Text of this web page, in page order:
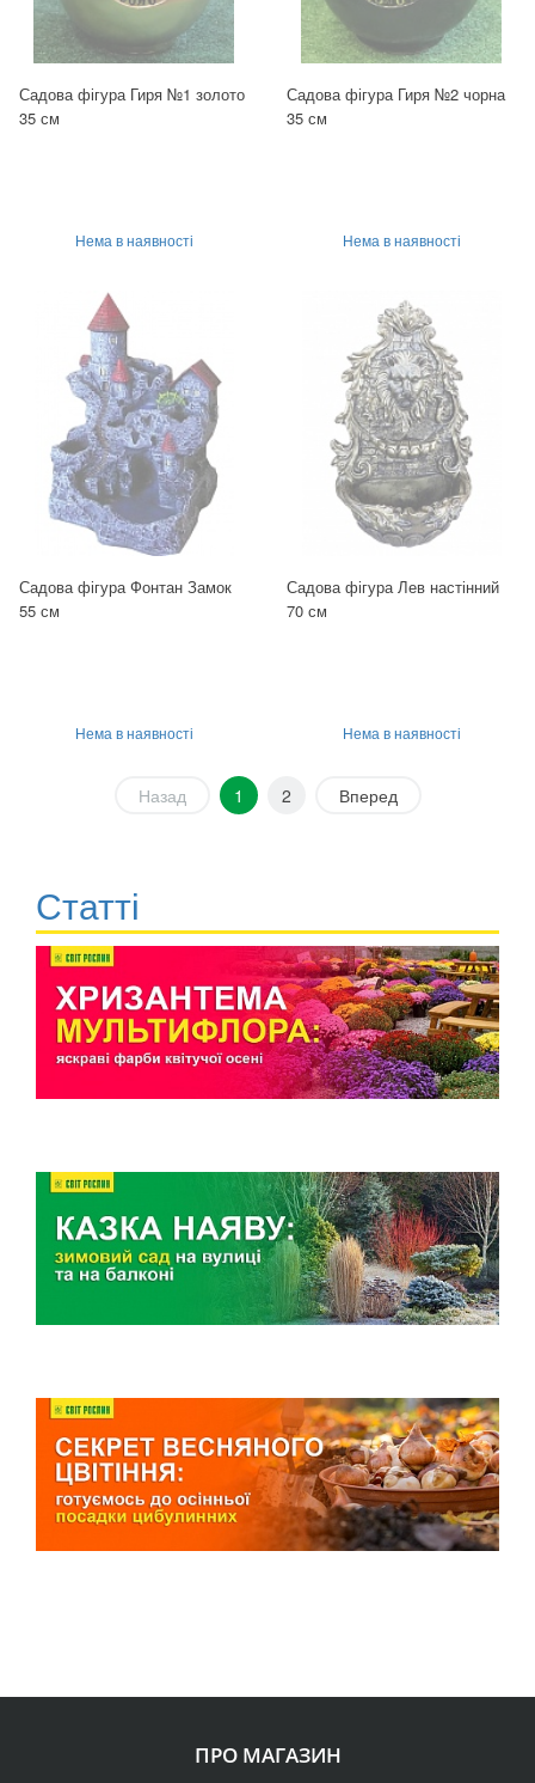
Садова фігура Гиря №1 золото
35 см
Нема в наявності
Садова фігура Гиря №2 чорна
35 см
Нема в наявності
Садова фігура Фонтан Замок
55 см
Нема в наявності
Садова фігура Лев настінний
70 см
Нема в наявності
Назад 1 2 Вперед
Статті
ПРО МАГАЗИН